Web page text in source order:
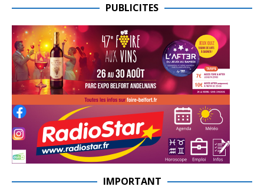
PUBLICITES
IMPORTANT